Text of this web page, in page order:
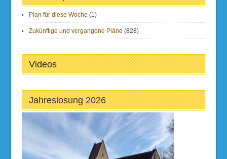
Plan für diese Woche (1)
Zukünftige und vergangene Pläne (828)
Videos
Jahreslosung 2026